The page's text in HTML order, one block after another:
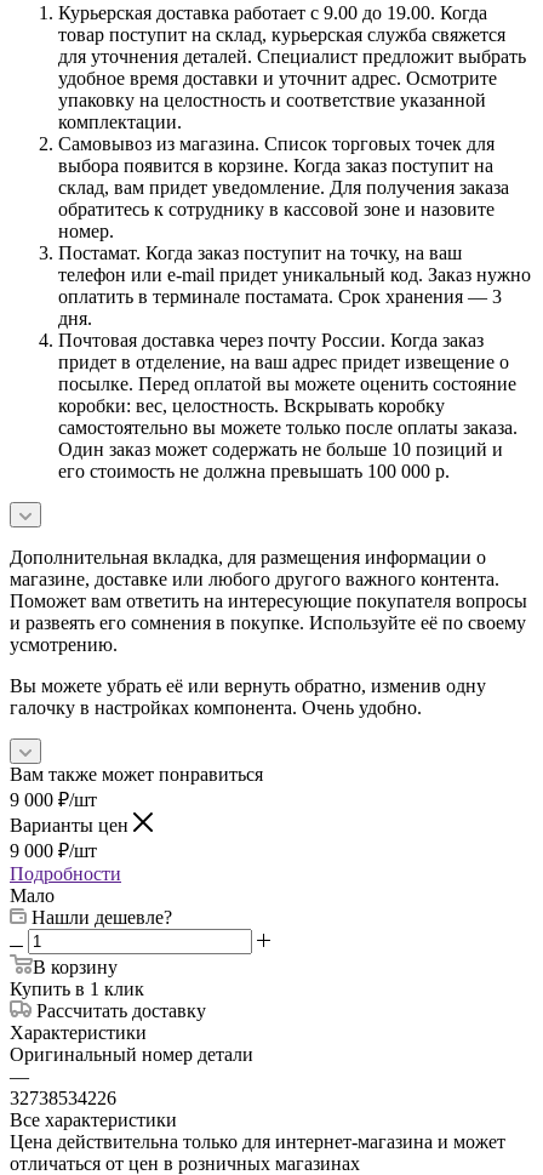
Курьерская доставка работает с 9.00 до 19.00. Когда
товар поступит на склад, курьерская служба свяжется
для уточнения деталей. Специалист предложит выбрать
удобное время доставки и уточнит адрес. Осмотрите
упаковку на целостность и соответствие указанной
комплектации.
Самовывоз из магазина. Список торговых точек для
выбора появится в корзине. Когда заказ поступит на
склад, вам придет уведомление. Для получения заказа
обратитесь к сотруднику в кассовой зоне и назовите
номер.
Постамат. Когда заказ поступит на точку, на ваш
телефон или e-mail придет уникальный код. Заказ нужно
оплатить в терминале постамата. Срок хранения — 3
дня.
Почтовая доставка через почту России. Когда заказ
придет в отделение, на ваш адрес придет извещение о
посылке. Перед оплатой вы можете оценить состояние
коробки: вес, целостность. Вскрывать коробку
самостоятельно вы можете только после оплаты заказа.
Один заказ может содержать не больше 10 позиций и
его стоимость не должна превышать 100 000 р.
Дополнительная вкладка, для размещения информации о
магазине, доставке или любого другого важного контента.
Поможет вам ответить на интересующие покупателя вопросы
и развеять его сомнения в покупке. Используйте её по своему
усмотрению.
Вы можете убрать её или вернуть обратно, изменив одну
галочку в настройках компонента. Очень удобно.
Вам также может понравиться
9 000 ₽/шт
Варианты цен
9 000 ₽/шт
Подробности
Мало
Нашли дешевле?
В корзину
Купить в 1 клик
Рассчитать доставку
Характеристики
Оригинальный номер детали
—
32738534226
Все характеристики
Цена действительна только для интернет-магазина и может
отличаться от цен в розничных магазинах